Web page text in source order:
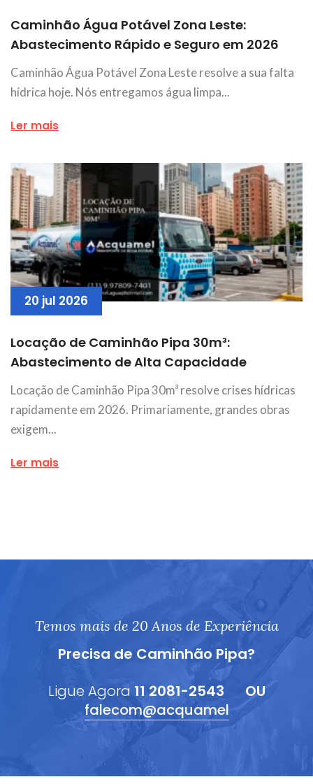
Caminhão Água Potável Zona Leste:
Abastecimento Rápido e Seguro em 2026
Caminhão Água Potável Zona Leste resolve a sua falta
hídrica hoje. Nós entregamos água limpa...
Ler mais
20 jul 2026
Locação de Caminhão Pipa 30m³:
Abastecimento de Alta Capacidade
Locação de Caminhão Pipa 30m³ resolve crises hídricas
rapidamente em 2026. Primariamente, grandes obras
exigem...
Ler mais
Temos mais de 20 Anos de Experiência
Precisa de Caminhão Pipa?
Ligue Agora 11 2081-2543
OU
falecom@acquamel